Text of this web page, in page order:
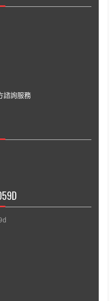
諮詢服務